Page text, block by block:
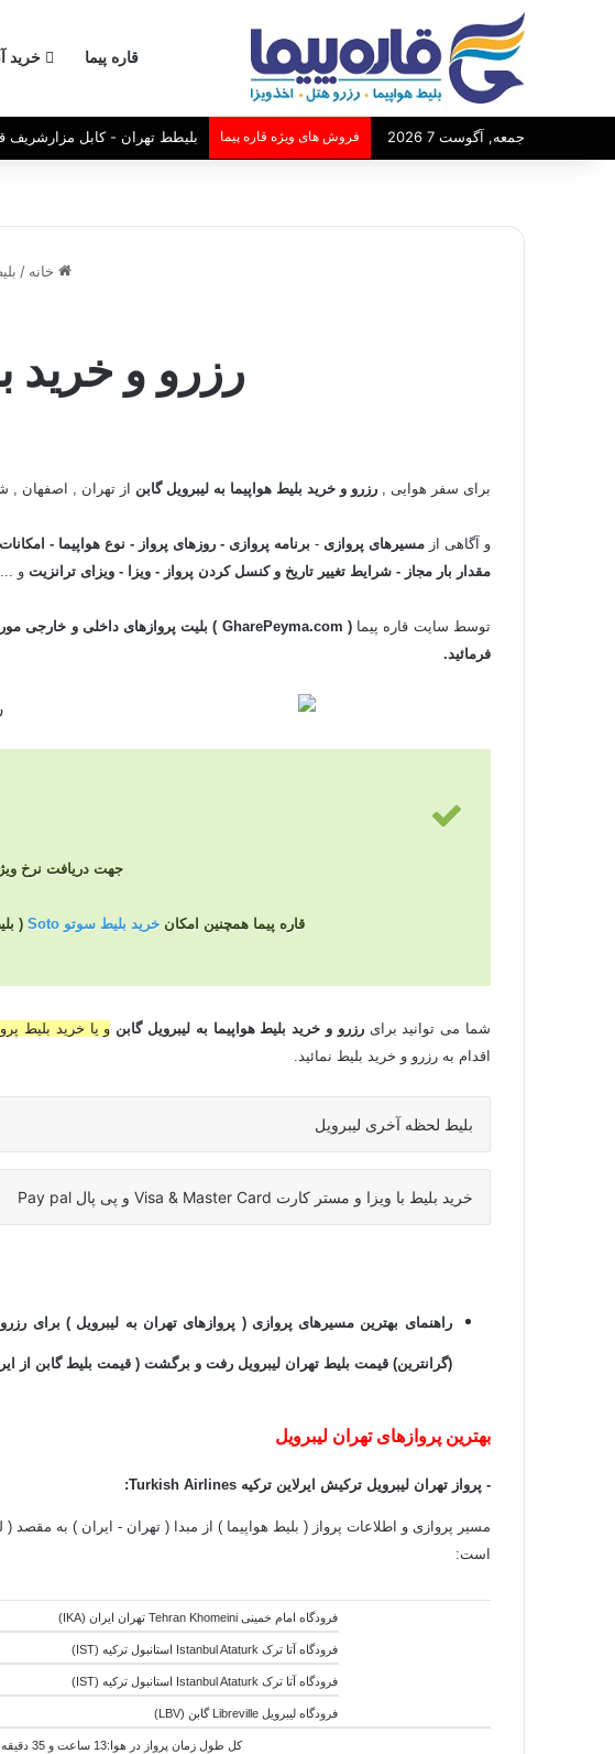
قاره پیما خرید
جمعه, آگوست 7 2026 فروش های ویژه قاره پیما
بلیطط تهران - کابل مزارشریف
خانه /
رزرو و خرید
برای سفر هوایی ,رزرو و خرید بلیط هواپیما به لیبرویل گابن از تهران , اصفهان ,
و آگاهی ازمسیرهای پروازی - برنامه پروازی - روزهای پرواز - نوع هواپیما -
مقدار بار مجاز - شرایط تغییر تاریخ و کنسل کردن پرواز - ویزا - ویزای ترانزیت و ...
توسط سایت قاره پیما( GharePeyma.com ) بلیت پروازهای داخلی و خارجی
فرمائید.
جهت دریافت نرخ ویژه بلیط
قاره پیما همچنین امکان خرید بلیط سوتو Soto (
شما می توانید برایرزرو و خرید بلیط هواپیما به لیبرویل گابن و یا خرید بلیط
اقدام به رزرو و خرید بلیط نمائید.
بلیط لحظه آخری لیبرویل
خرید بلیط با ویزا و مستر کارت Visa & Master Card و پی پال Pay pal
راهنمای بهترین مسیرهای پروازی ( پروازهای تهران به لیبرویل ) برای
(گرانترین) قیمت بلیط تهران لیبرویل رفت و برگشت ( قیمت بلیط گابن از
بهترین پروازهای تهران لیبرویل
- پرواز تهران لیبرویل ترکیش ایرلاین ترکیهTurkish Airlines
:
مسیر پروازی و اطلاعات پرواز ( بلیط هواپیما ) از مبدا ( تهران - ایران ) به مقصد (
است:
فرودگاه امام خمینی Tehran Khomeini تهران ایران (IKA)
فرودگاه آتا ترک Istanbul Ataturk استانبول ترکیه (IST)
فرودگاه آتا ترک Istanbul Ataturk استانبول ترکیه (IST)
فرودگاه لیبرویلLibreville گابن ( LBV)
کل طول زمان پرواز در هوا:13 ساعت و 35 دقیقه - کل